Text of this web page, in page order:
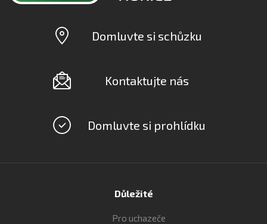
Domluvte si schůzku
Kontaktujte nás
Domluvte si prohlídku
Důležité
Pro uchazeče